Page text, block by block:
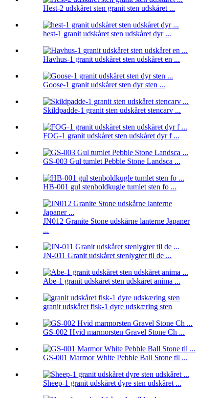
Hest-2 udskåret sten granit sten udskåret ...
hest-1 granit udskåret sten udskåret dyr ...
Havhus-1 granit udskåret sten udskåret en ...
Goose-1 granit udskåret sten dyr sten ...
Skildpadde-1 granit sten udskåret stencarv ...
FOG-1 granit udskåret sten udskåret dyr f ...
GS-003 Gul tumlet Pebble Stone Landsca ...
HB-001 gul stenboldkugle tumlet sten fo ...
JN012 Granite Stone udskårne lanterne Japaner
...
JN-011 Granit udskåret stenlygter til de ...
Abe-1 granit udskåret sten udskåret anima ...
granit udskåret fisk-1 dyre udskæring sten
GS-002 Hvid marmorsten Gravel Stone Ch ...
GS-001 Marmor White Pebble Ball Stone til ...
Sheep-1 granit udskåret dyre sten udskåret ...